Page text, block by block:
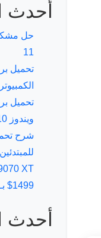
أحدث
11
ويندوز 10 و 11
شرح
1499$ بـ 2026
أحدث